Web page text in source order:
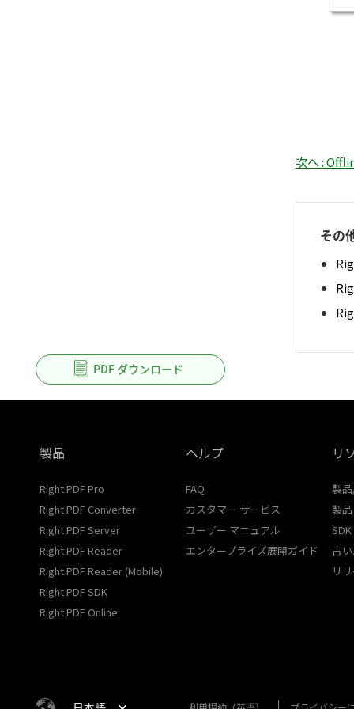
PDF ダウンロード
次へ :
その
製品
Right PDF Pro
Right PDF Converter
Right PDF Server
Right PDF Reader
Right PDF Reader (Mobile)
Right PDF SDK
Right PDF Online
ヘルプ
FAQ
カスタマー サービス
ユーザー マニュアル
エンタープライズ展開ガイド
リ
製
製
古
リ